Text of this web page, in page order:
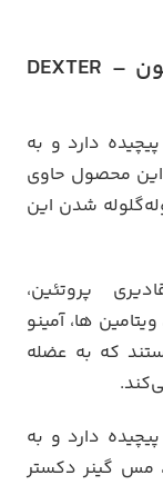
معرفی مس گینر دکستر جکسون – DEXTER
دارد و به
محصول حاوی
شدن این
پروتئین،
ها، آمینو
که به عضله
دارد و به
مس گینر دکستر